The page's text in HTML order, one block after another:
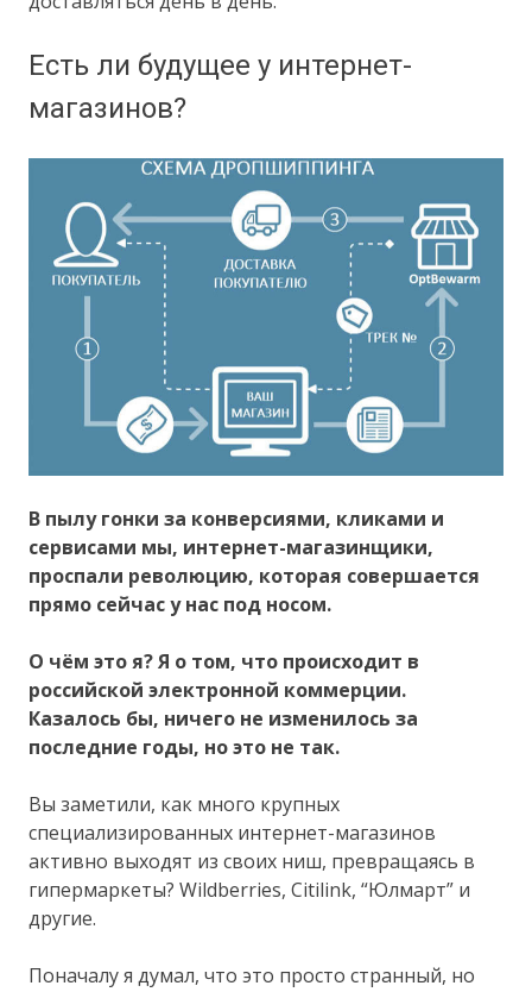
Есть ли будущее у интернет-
магазинов?
В пылу гонки за конверсиями, кликами и
сервисами мы, интернет-магазинщики,
проспали революцию, которая совершается
прямо сейчас у нас под носом.
О чём это я? Я о том, что происходит в
российской электронной коммерции.
Казалось бы, ничего не изменилось за
последние годы, но это не так.
Вы заметили, как много крупных
специализированных интернет-магазинов
активно выходят из своих ниш, превращаясь в
гипермаркеты? Wildberries, Citilink, “Юлмарт” и
другие.
Поначалу я думал, что это просто странный, но